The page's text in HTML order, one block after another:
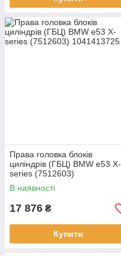
Права головка блоків
циліндрів (ГБЦ) BMW e53 X-
series (7512603)
В наявності
17 876 ₴
Купити